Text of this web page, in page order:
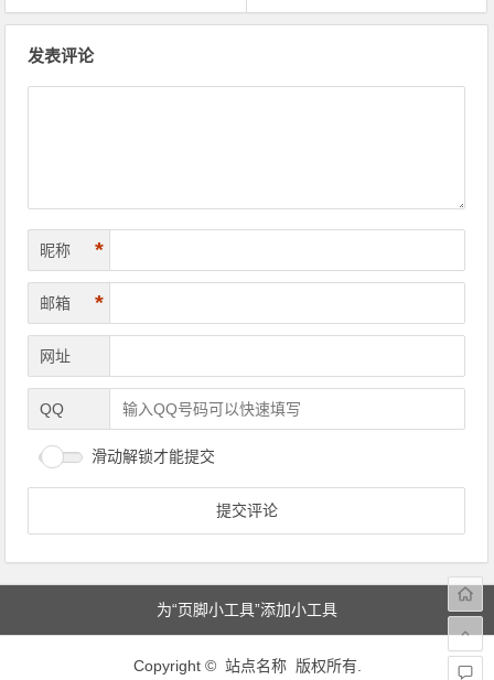
发表评论
昵称 *
邮箱 *
网址
QQ
滑动解锁才能提交
为“页脚小工具”添加小工具
Copyright © 站点名称 版权所有.